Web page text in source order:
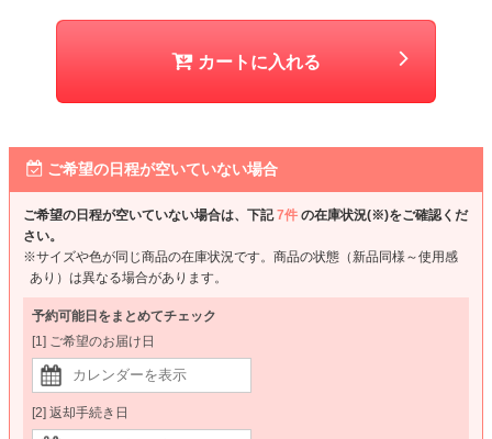
カートに入れる
ご希望の日程が空いていない場合
ご希望の日程が空いていない場合は、下記7件 の在庫状況(※)をご確認くだ
さい。
※サイズや色が同じ商品の在庫状況です。商品の状態（新品同様～使用感
あり）は異なる場合があります。
予約可能日をまとめてチェック
[1] ご希望のお届け日
[2] 返却手続き日